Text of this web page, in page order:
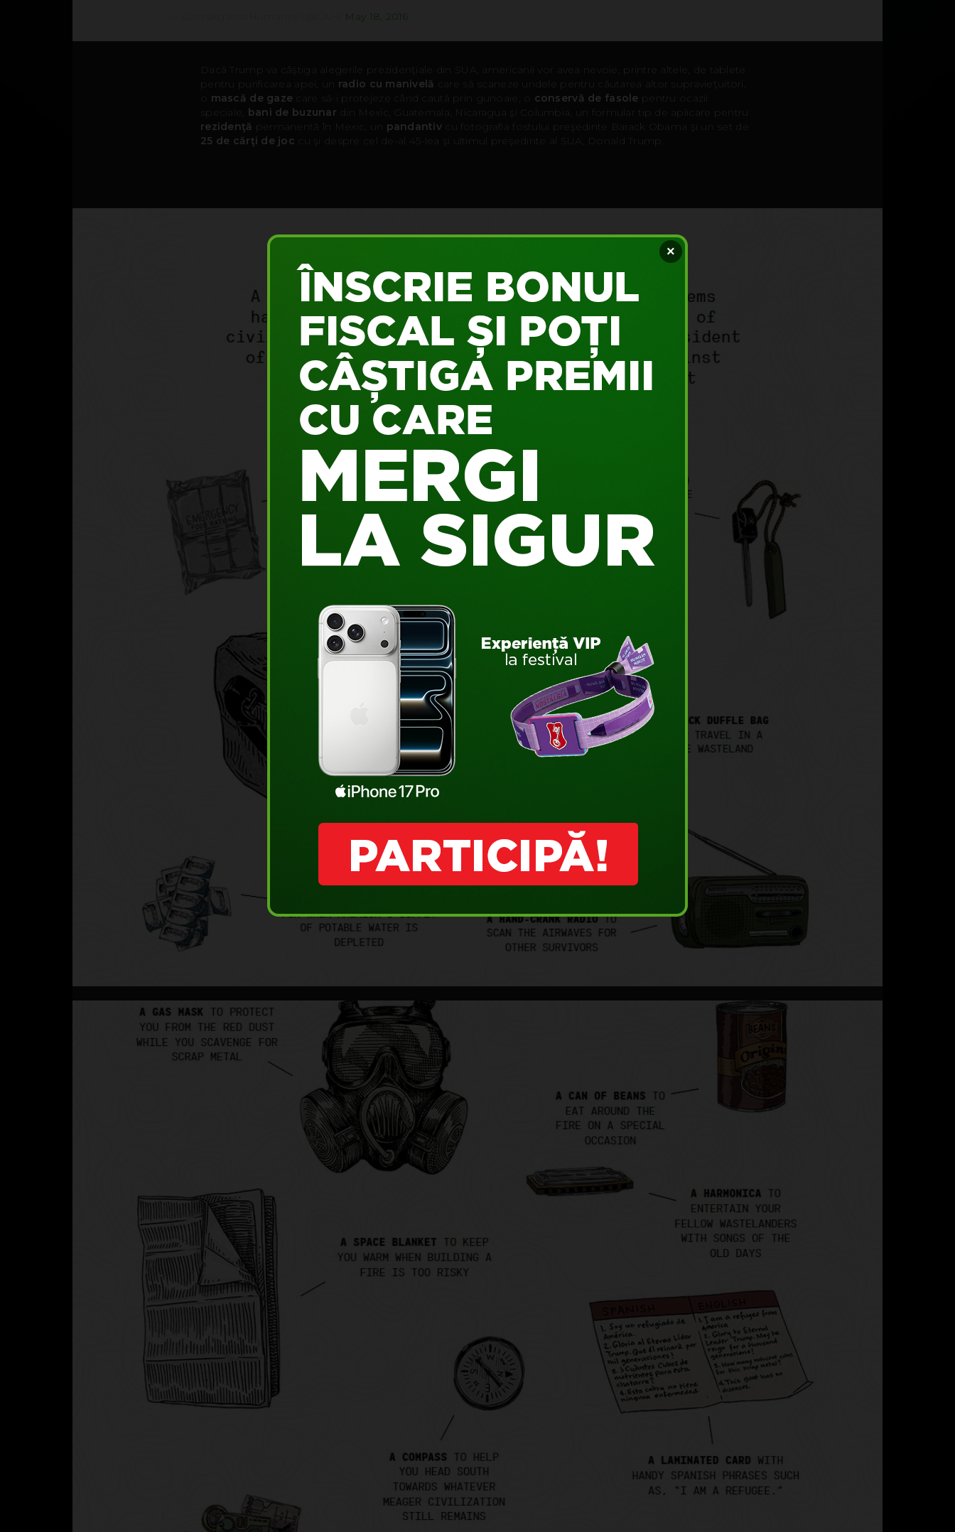
×
May 18, 2016
Dacă Trump va câştiga alegerile prezidenţiale din SUA, americanii vor avea nevoie, printre altele, de tablete
pentru purificarea apei, un radio cu manivelă
care să scaneze undele pentru căutarea altor supravieţuitori,
mască de gaze care să-i protejeze când caută prin gunoaie, o conservă de fasole pentru ocazii
speciale, bani de buzunar din Mexic, Guatemala, Nicaragua şi Columbia, un formular tip de aplicare pentru
rezidenţă permanentă în Mexic, un pandantiv cu fotografia fostului preşedinte Barack Obama şi un set de
25 de cărţi de joc cu şi despre cel de-al 45-lea şi ultimul preşedinte al SUA, Donald Trump.